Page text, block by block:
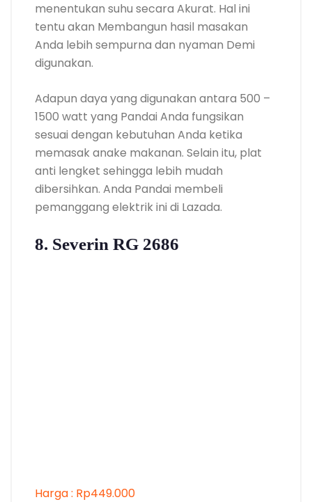
menentukan suhu secara Akurat. Hal ini
tentu akan Membangun hasil masakan
Anda lebih sempurna dan nyaman Demi
digunakan.
Adapun daya yang digunakan antara 500 –
1500 watt yang Pandai Anda fungsikan
sesuai dengan kebutuhan Anda ketika
memasak anake makanan. Selain itu, plat
anti lengket sehingga lebih mudah
dibersihkan. Anda Pandai membeli
pemanggang elektrik ini di Lazada.
8. Severin RG 2686
Harga : Rp449.000